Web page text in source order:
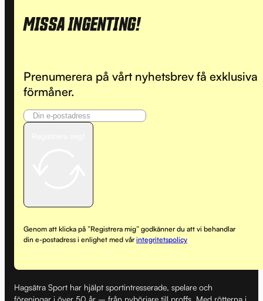
MISSA INGENTING!
Prenumerera på vårt nyhetsbrev få exklusiva
förmåner.
Genom att klicka på ”Registrera mig” godkänner du att vi behandlar
din e-postadress i enlighet med vårintegritetspolicy
Hagsätra Sport har hjälpt sportintresserade, spelare och
föreningar i över 50 år – från nybörjare till proffs. Med rötterna i